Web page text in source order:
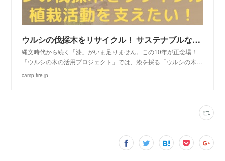
ウルシの伐採木をリサイクル！ サステナブルな漆の文化を未来へ繋げたい！
縄文時代から続く「漆」がいま足りません。この10年が正念場！
「ウルシの木の活用プロジェクト」では、漆を採る「ウルシの木…
camp-fire.jp